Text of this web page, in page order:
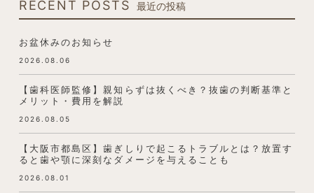
RECENT POSTS 最近の投稿
お盆休みのお知らせ
2026.08.06
【歯科医師監修】親知らずは抜くべき？抜歯の判断基準と
メリット・費用を解説
2026.08.05
【大阪市都島区】歯ぎしりで起こるトラブルとは？放置す
ると歯や顎に深刻なダメージを与えることも
2026.08.01